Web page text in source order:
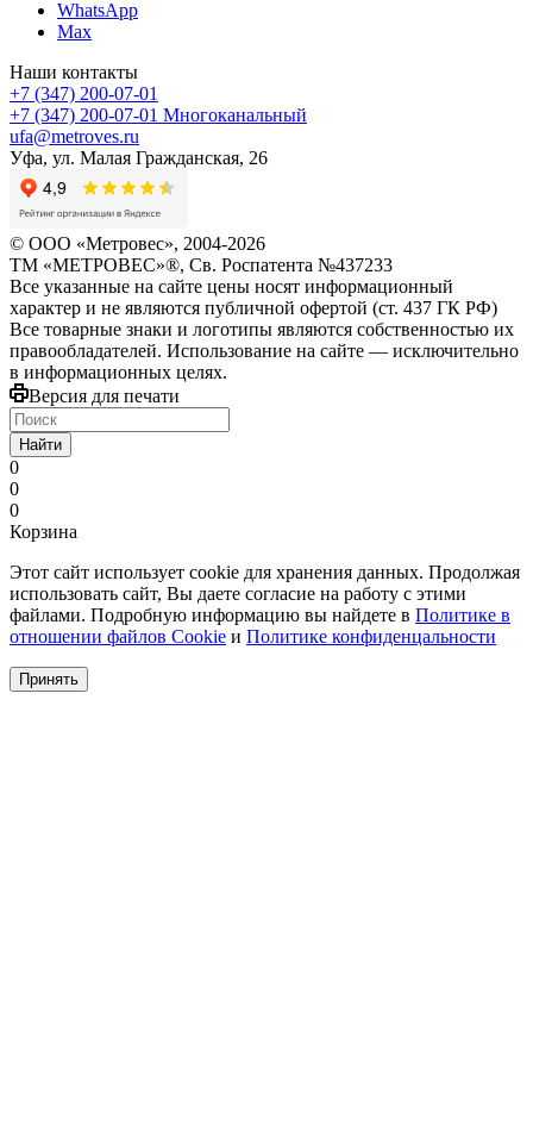
WhatsApp
Max
Наши контакты
+7 (347) 200-07-01
+7 (347) 200-07-01 Многоканальный
ufa@metroves.ru
Уфа, ул. Малая Гражданская, 26
© ООО «Метровес», 2004-2026
ТМ «МЕТРОВЕС»®, Св. Роспатента №4​3​7​2​3​3
Все указанные на сайте цены носят информационный
характер и не являются публичной офертой (ст. 437 ГК РФ)
Все товарные знаки и логотипы являются собственностью их
правообладателей. Использование на сайте — исключительно
в информационных целях.
Версия для печати
Найти
0
0
0
Корзина
Этот сайт использует cookie для хранения данных. Продолжая
использовать сайт, Вы даете согласие на работу с этими
файлами. Подробную информацию вы найдете в Политике в
отношении файлов Cookie и Политике конфиденцальности
Принять